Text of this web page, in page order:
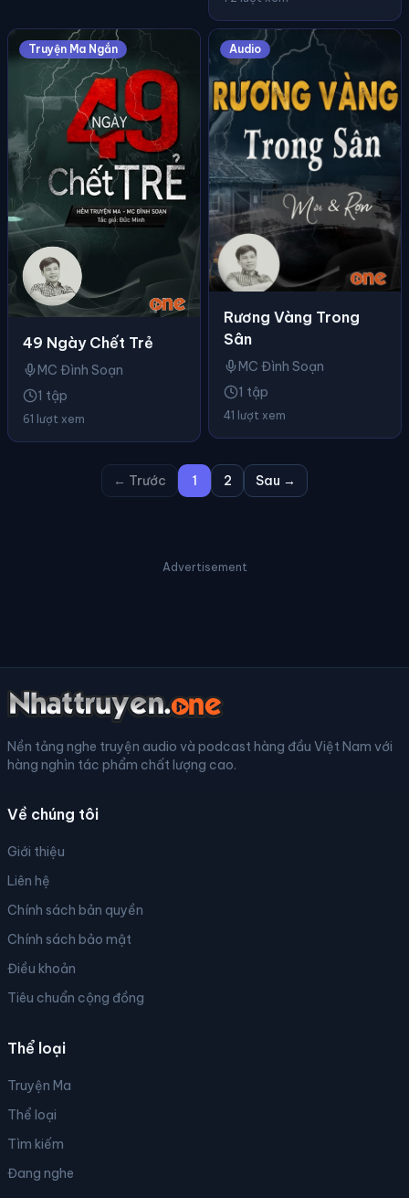
Truyện Ma Ngắn
49 Ngày Chết Trẻ
MC Đình Soạn
1 tập
61 lượt xem
Audio
Rương Vàng Trong
Sân
MC Đình Soạn
1 tập
41 lượt xem
← Trước 1 2 Sau →
Advertisement
Nền tảng nghe truyện audio và podcast hàng đầu Việt Nam với
hàng nghìn tác phẩm chất lượng cao.
Về chúng tôi
Giới thiệu
Liên hệ
Chính sách bản quyền
Chính sách bảo mật
Điều khoản
Tiêu chuẩn cộng đồng
Thể loại
Truyện Ma
Thể loại
Tìm kiếm
Đang nghe